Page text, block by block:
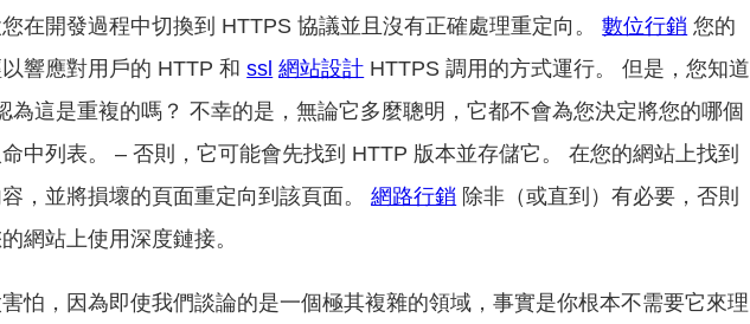
在開發過程中切換到 HTTPS 協議並且沒有正確處理重定向。數位行銷 您的
響應對用戶的 HTTP 和ssl 網站設計 HTTPS 調用的方式運行。 但是，您知道
為這是重複的嗎？ 不幸的是，無論它多麼聰明，它都不會為您決定將您的哪個
中列表。 – 否則，它可能會先找到 HTTP 版本並存儲它。 在您的網站上找到
，並將損壞的頁面重定向到該頁面。網路行銷 除非（或直到）有必要，否則
網站上使用深度鏈接。
怕，因為即使我們談論的是一個極其複雜的領域，事實是你根本不需要它來理